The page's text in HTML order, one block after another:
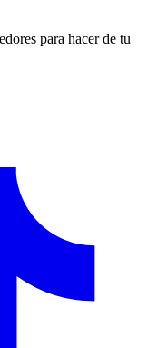
para hacer de tu